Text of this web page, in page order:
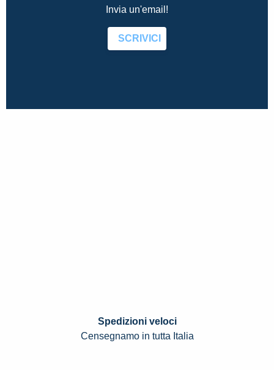
Invia un'email!
SCRIVICI
Spedizioni veloci
Censegnamo in tutta Italia